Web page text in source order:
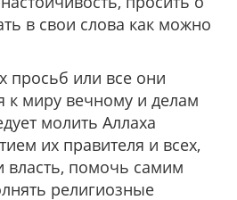
в свои слова как можно
просьб или все они
к миру вечному и делам
молить Аллаха
их правителя и всех,
власть, помочь самим
религиозные